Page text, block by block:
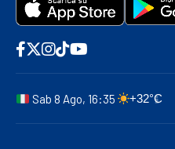
Sab 8 Ago, 16:35 +32°C